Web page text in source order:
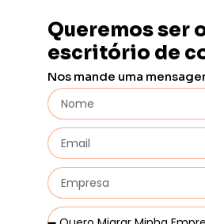
Queremos ser
escritório de
Nos mande uma